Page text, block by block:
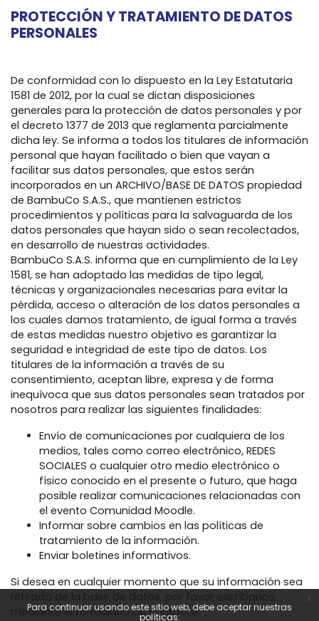
Para continuar usando este sitio web, debe aceptar nuestras
políticas:
PROTECCIÓN Y TRATAMIENTO DE DATOS
PERSONALES
De conformidad con lo dispuesto en la Ley Estatutaria
1581 de 2012, por la cual se dictan disposiciones
generales para la protección de datos personales y por
el decreto 1377 de 2013 que reglamenta parcialmente
dicha ley. Se informa a todos los titulares de información
personal que hayan facilitado o bien que vayan a
facilitar sus datos personales, que estos serán
incorporados en un ARCHIVO/BASE DE DATOS propiedad
de BambuCo S.A.S., que mantienen estrictos
procedimientos y políticas para la salvaguarda de los
datos personales que hayan sido o sean recolectados,
en desarrollo de nuestras actividades.
BambuCo S.A.S. informa que en cumplimiento de la Ley
1581, se han adoptado las medidas de tipo legal,
técnicas y organizacionales necesarias para evitar la
pérdida, acceso o alteración de los datos personales a
los cuales damos tratamiento, de igual forma a través
de estas medidas nuestro objetivo es garantizar la
seguridad e integridad de este tipo de datos. Los
titulares de la información a través de su
consentimiento, aceptan libre, expresa y de forma
inequívoca que sus datos personales sean tratados por
nosotros para realizar las siguientes finalidades:
Envío de comunicaciones por cualquiera de los
medios, tales como correo electrónico, REDES
SOCIALES o cualquier otro medio electrónico o
físico conocido en el presente o futuro, que haga
posible realizar comunicaciones relacionadas con
el evento Comunidad Moodle.
Informar sobre cambios en las políticas de
tratamiento de la información.
Enviar boletines informativos.
Si desea en cualquier momento que su información sea
mediante elformulario de contacto.